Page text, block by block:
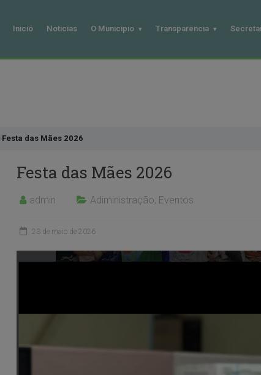
Inicio Noticias O Municipio Transparencia
›Festa das Mães 2026
Festa das Mães 2026
admin Adiministração, Eventos
23 de maio de 2026